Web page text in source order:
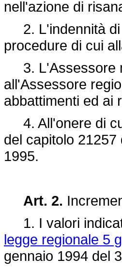
nell'azione di
2. L'indennità di
procedure di cui
3. L'Assessore
all'Assessore
abbattimenti ed ai
4. All'onere di
del capitolo
1995.
Art. 2.
1. I valori
legge regionale 5
gennaio 1994 del